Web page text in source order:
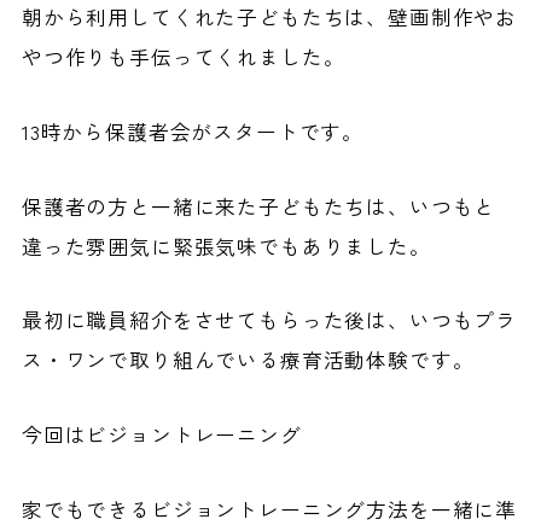
朝から利用してくれた子どもたちは、壁画制作やお
やつ作りも手伝ってくれました。
13時から保護者会がスタートです。
保護者の方と一緒に来た子どもたちは、いつもと
違った雰囲気に緊張気味でもありました。
最初に職員紹介をさせてもらった後は、いつもプラ
ス・ワンで取り組んでいる療育活動体験です。
今回はビジョントレーニング
家でもできるビジョントレーニング方法を一緒に準